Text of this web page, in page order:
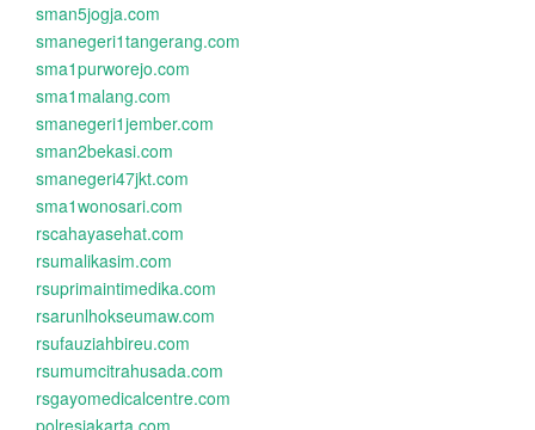
sman5jogja.com
smanegeri1tangerang.com
sma1purworejo.com
sma1malang.com
smanegeri1jember.com
sman2bekasi.com
smanegeri47jkt.com
sma1wonosari.com
rscahayasehat.com
rsumalikasim.com
rsuprimaintimedika.com
rsarunlhokseumaw.com
rsufauziahbireu.com
rsumumcitrahusada.com
rsgayomedicalcentre.com
polresjakarta.com